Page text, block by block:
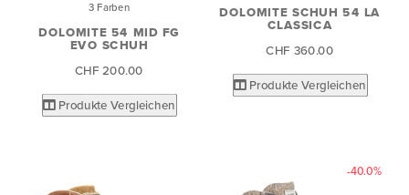
3 Farben
DOLOMITE 54 MID FG
EVO SCHUH
CHF 200.00
Produkte Vergleichen
DOLOMITE SCHUH 54 LA
CLASSICA
CHF 360.00
Produkte Vergleichen
-40.0%